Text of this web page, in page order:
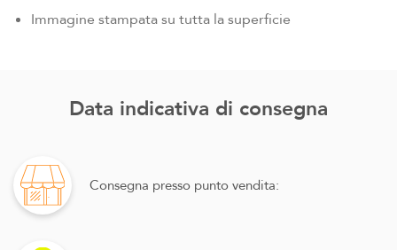
Immagine stampata su tutta la superficie
Data indicativa di consegna
Consegna presso punto vendita: